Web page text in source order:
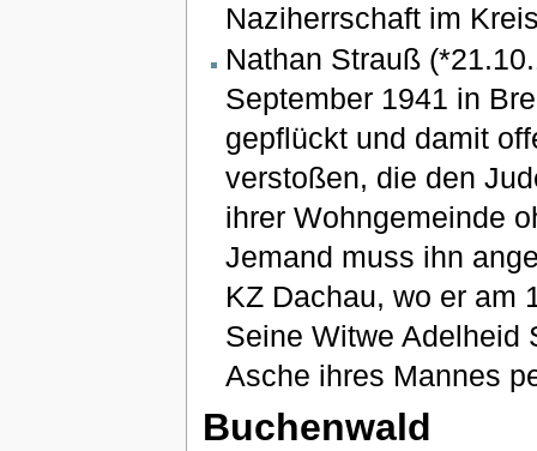
Naziherrschaft im
Nathan Strauß
September 1941 in
gepflückt und damit
verstoßen, die den
ihrer Wohngemeinde
Jemand muss ihn
KZ Dachau, wo er am
Seine Witwe Adelheid
Asche ihres Mannes
Buchenwald